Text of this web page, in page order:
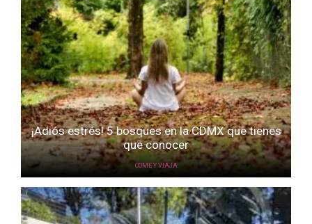
¡Adiós estrés! 5 bosques en la CDMX que tienes
que conocer
COME Y VIAJA